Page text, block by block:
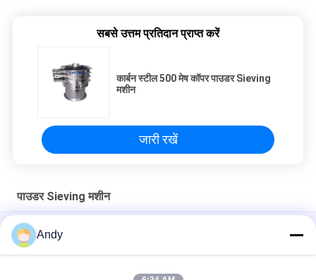
सबसे उत्तम प्रतिदान प्राप्त करें
कार्बन स्टील 500 मेष कॉपर पाउडर Sieving
मशीन
जारी रखें
पाउडर Sieving मशीन
नायलॉन स्क्रीन के साथ उच्च आवृत्ति पाउडर सिलाई मशीन ग्रेडिंग उपकरण
1-5 परतों के साथ उच्च क्षमता पाउडर पृथक्करण पाउडर सिफ्टर मशीन
Andy